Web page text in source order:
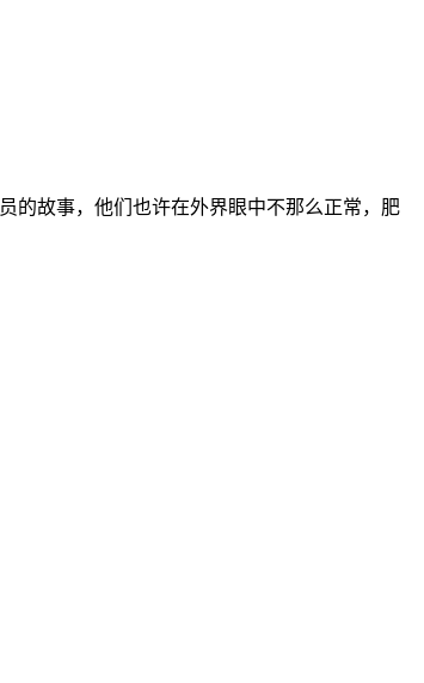
的故事，他们也许在外界眼中不那么正常，肥